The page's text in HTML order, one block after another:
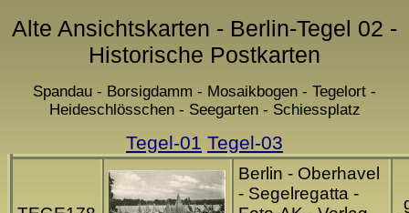
Alte Ansichtskarten - Berlin-Tegel 02 -
Historische Postkarten
Spandau - Borsigdamm - Mosaikbogen - Tegelort -
Heideschlösschen - Seegarten - Schiessplatz
Tegel-01 Tegel-03
Berlin - Oberhavel
- Segelregatta -